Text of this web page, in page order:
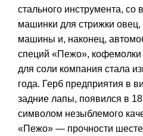
стального инструмента,
машинки для стрижки
машины и, наконец,
специй «Пежо»,
для соли компания стала
года. Герб предприятия в
задние лапы, появился в
символом незыблемого
«Пежо» — прочности